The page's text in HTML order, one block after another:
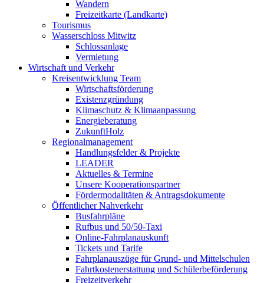
Wandern
Freizeitkarte (Landkarte)
Tourismus
Wasserschloss Mitwitz
Schlossanlage
Vermietung
Wirtschaft und Verkehr
Kreisentwicklung Team
Wirtschaftsförderung
Existenzgründung
Klimaschutz & Klimaanpassung
Energieberatung
ZukunftHolz
Regionalmanagement
Handlungsfelder & Projekte
LEADER
Aktuelles & Termine
Unsere Kooperationspartner
Fördermodalitäten & Antragsdokumente
Öffentlicher Nahverkehr
Busfahrpläne
Rufbus und 50/50-Taxi
Online-Fahrplanauskunft
Tickets und Tarife
Fahrplanauszüge für Grund- und Mittelschulen
Fahrtkostenerstattung und Schülerbeförderung
Freizeitverkehr